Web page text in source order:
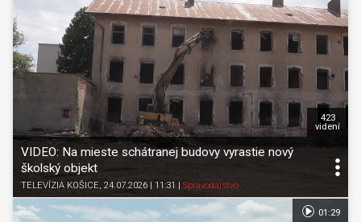
VIDEO: Na mieste schátranej budovy vyrastie nový
školský objekt
TELEVÍZIA KOŠICE, 24.07.2026 | 11:31 | Spravodajstvo
423
videní
01:29